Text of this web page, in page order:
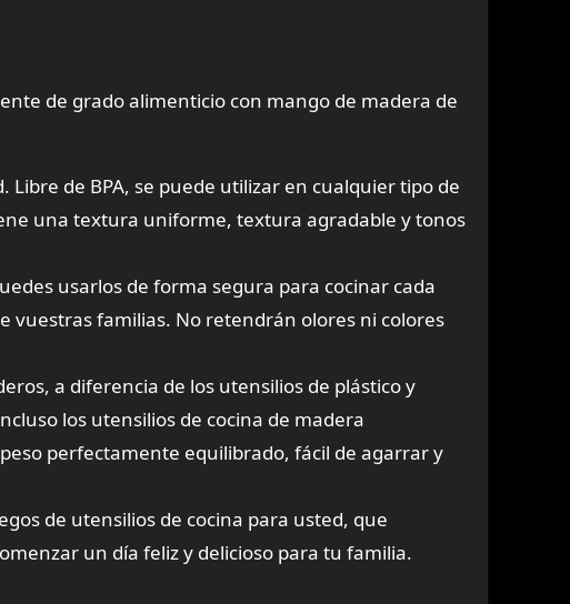
de grado alimenticio con mango de madera de
de BPA, se puede utilizar en cualquier tipo de
una textura uniforme, textura agradable y tonos
usarlos de forma segura para cocinar cada
vuestras familias. No retendrán olores ni colores
a diferencia de los utensilios de plástico y
los utensilios de cocina de madera
perfectamente equilibrado, fácil de agarrar y
de utensilios de cocina para usted, que
un día feliz y delicioso para tu familia.